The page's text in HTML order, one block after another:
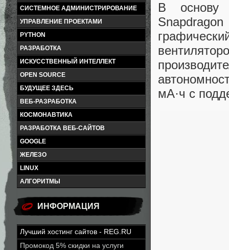
СИСТЕМНОЕ АДМИНИСТРИРОВАНИЕ
УПРАВЛЕНИЕ ПРОЕКТАМИ
PYTHON
РАЗРАБОТКА
ИСКУССТВЕННЫЙ ИНТЕЛЛЕКТ
OPEN SOURCE
БУДУЩЕЕ ЗДЕСЬ
ВЕБ-РАЗРАБОТКА
КОСМОНАВТИКА
РАЗРАБОТКА ВЕБ-САЙТОВ
GOOGLE
ЖЕЛЕЗО
LINUX
АЛГОРИТМЫ
ИНФОРМАЦИЯ
Лучший хостинг сайтов - REG.RU
Промокод 5% скидки на услуги
В основу
мА·ч с